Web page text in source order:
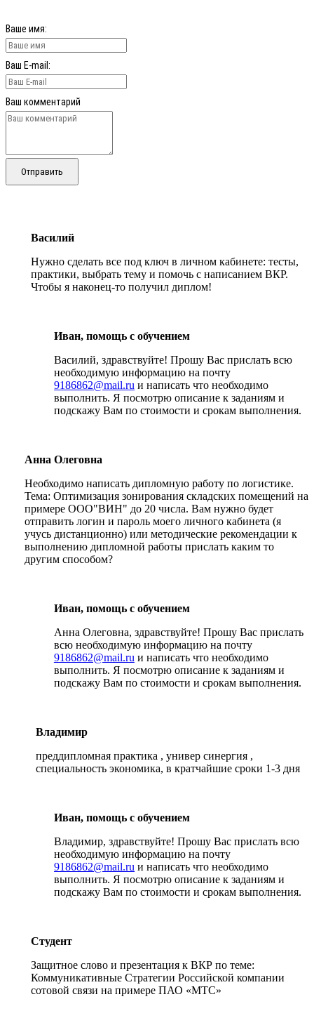
Ваше имя:
Ваш E-mail:
Ваш комментарий
Отправить
Василий
Нужно сделать все под ключ в личном кабинете: тесты,
практики, выбрать тему и помочь с написанием ВКР.
Чтобы я наконец-то получил диплом!
Иван, помощь с обучением
Василий, здравствуйте! Прошу Вас прислать всю
необходимую информацию на почту
9186862@mail.ru и написать что необходимо
выполнить. Я посмотрю описание к заданиям и
подскажу Вам по стоимости и срокам выполнения.
Анна Олеговна
Необходимо написать дипломную работу по логистике.
Тема: Оптимизация зонирования складских помещений на
примере ООО"ВИН" до 20 числа. Вам нужно будет
отправить логин и пароль моего личного кабинета (я
учусь дистанционно) или методические рекомендации к
выполнению дипломной работы прислать каким то
другим способом?
Иван, помощь с обучением
Анна Олеговна, здравствуйте! Прошу Вас прислать
всю необходимую информацию на почту
9186862@mail.ru и написать что необходимо
выполнить. Я посмотрю описание к заданиям и
подскажу Вам по стоимости и срокам выполнения.
Владимир
преддипломная практика , универ синергия ,
специальность экономика, в кратчайшие сроки 1-3 дня
Иван, помощь с обучением
Владимир, здравствуйте! Прошу Вас прислать всю
необходимую информацию на почту
9186862@mail.ru и написать что необходимо
выполнить. Я посмотрю описание к заданиям и
подскажу Вам по стоимости и срокам выполнения.
Студент
Защитное слово и презентация к ВКР по теме:
Коммуникативные Стратегии Российской компании
сотовой связи на примере ПАО «МТС»